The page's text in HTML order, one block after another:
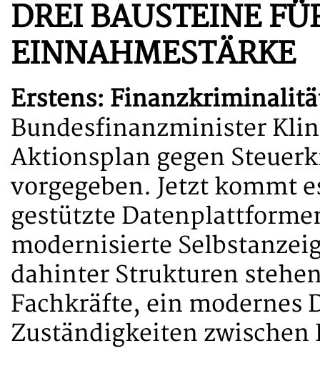
DREI BAUSTEINE
EINNAHMESTÄRKE
Erstens:
Bundesfinanzminister
Aktionsplan gegen
vorgegeben. Jetzt kommt
gestützte
modernisierte
dahinter Strukturen
Fachkräfte, ein modernes
Zuständigkeiten zwischen